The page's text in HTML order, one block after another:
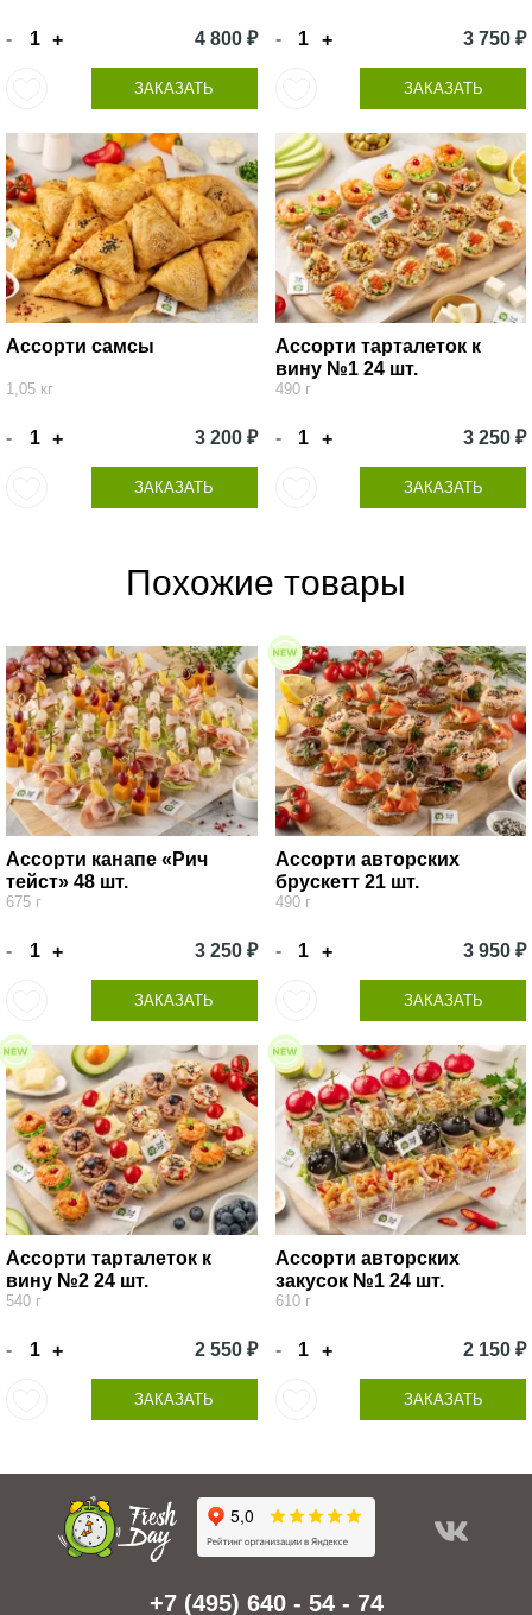
- + 4 800 ₽
ЗАКАЗАТЬ
- + 3 750 ₽
ЗАКАЗАТЬ
Ассорти самсы
1,05 кг
- + 3 200 ₽
ЗАКАЗАТЬ
Ассорти тарталеток к
вину №1 24 шт.
490 г
- + 3 250 ₽
ЗАКАЗАТЬ
Похожие товары
Ассорти канапе «Рич
тейст» 48 шт.
675 г
- + 3 250 ₽
ЗАКАЗАТЬ
Ассорти авторских
брускетт 21 шт.
490 г
- + 3 950 ₽
ЗАКАЗАТЬ
Ассорти тарталеток к
вину №2 24 шт.
540 г
- + 2 550 ₽
ЗАКАЗАТЬ
Ассорти авторских
закусок №1 24 шт.
610 г
- + 2 150 ₽
ЗАКАЗАТЬ
+7 (495) 640 - 54 - 74